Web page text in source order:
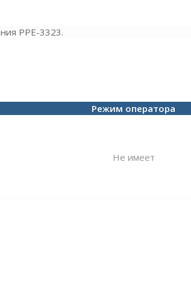
PPE-3323.
Режим оператора
Не имеет